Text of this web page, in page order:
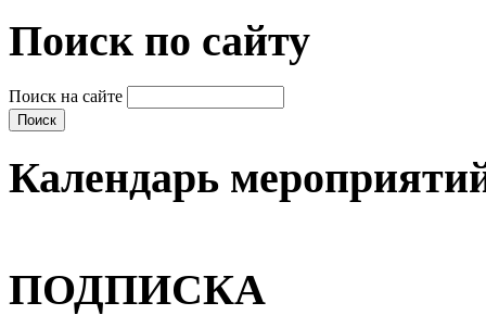
Поиск по сайту
Поиск на сайте
Календарь
ПОДПИСКА